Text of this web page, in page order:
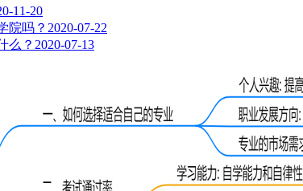
11-20
院吗？ 2020-07-22
么？ 2020-07-13